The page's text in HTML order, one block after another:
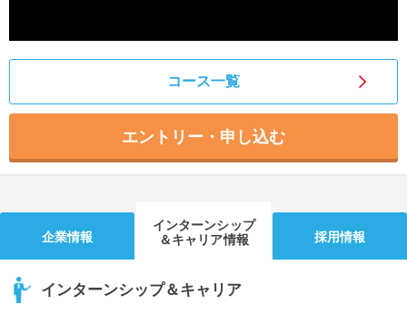
コース一覧
エントリー・申し込む
企業情報
インターンシップ
＆キャリア情報
採用情報
インターンシップ＆キャリア